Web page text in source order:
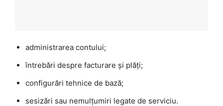
administrarea contului;
întrebări despre facturare și plăți;
configurări tehnice de bază;
sesizări sau nemulțumiri legate de serviciu.